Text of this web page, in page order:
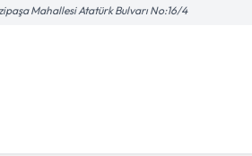
Mahallesi Atatürk Bulvarı No:16/4